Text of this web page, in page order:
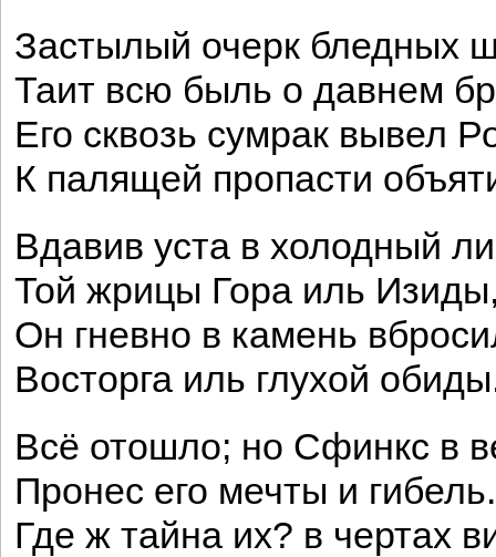
Застылый очерк бледных
Таит всю быль о давнем
Его сквозь сумрак вывел
К палящей пропасти
Вдавив уста в холодный
Той жрицы Гора иль
Он гневно в камень
Восторга иль глухой
Всё отошло; но Сфинкс в
Пронес его мечты и гибель.
Где ж тайна их? в чертах